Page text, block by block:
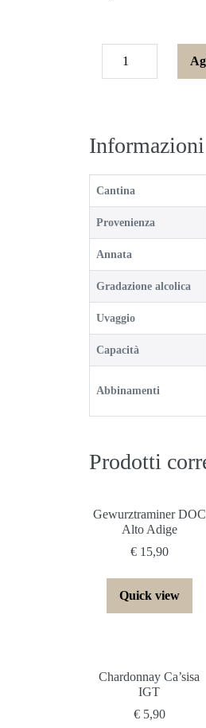
Cantina
Provenienza
Annata
Gradazione alcolica
Uvaggio
Capacità
Abbinamenti
Prodotti
Gewurztraminer DOC
Alto Adige
€15,90
Quick view
Chardonnay Ca’sisa
IGT
€5,90